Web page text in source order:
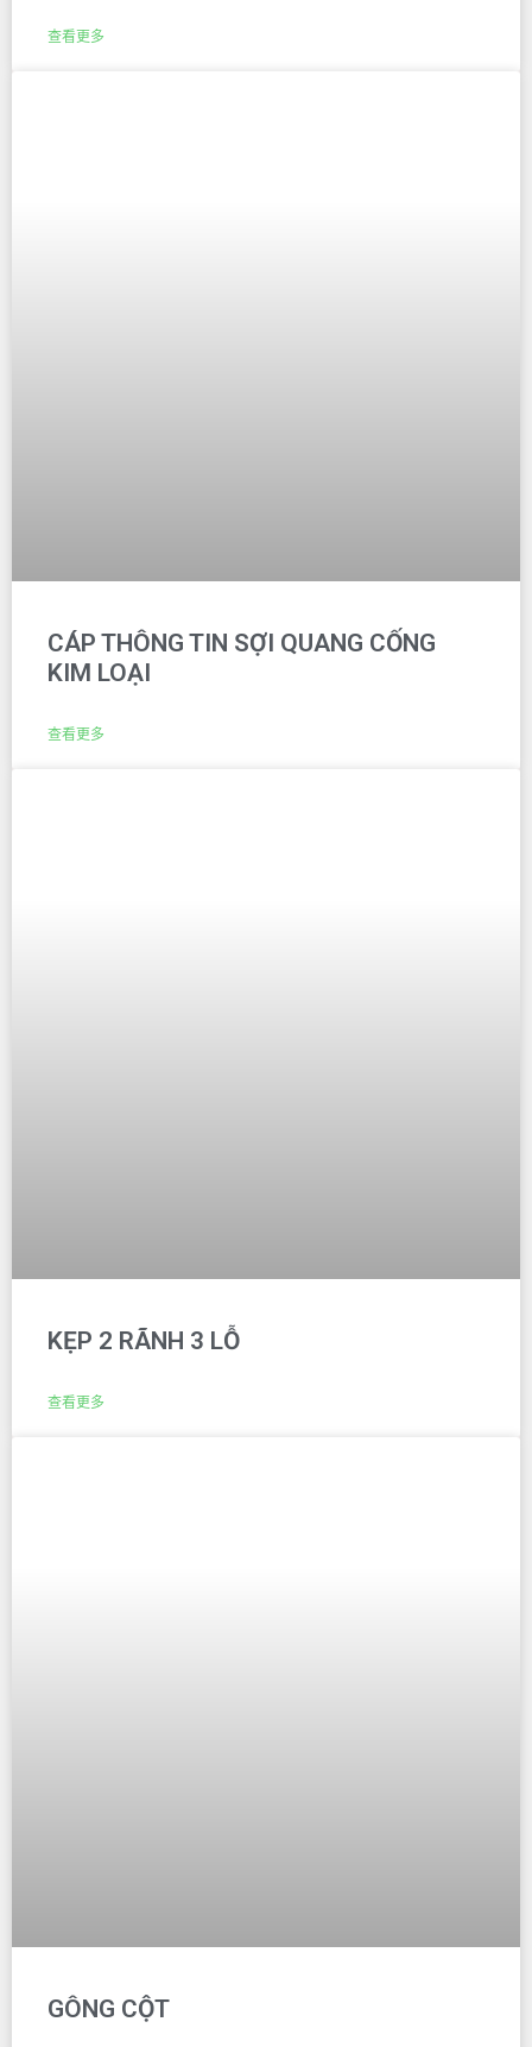
查看更多
CÁP THÔNG TIN SỢI QUANG CỐNG
KIM LOẠI
查看更多
KẸP 2 RÃNH 3 LỖ
查看更多
GÔNG CỘT